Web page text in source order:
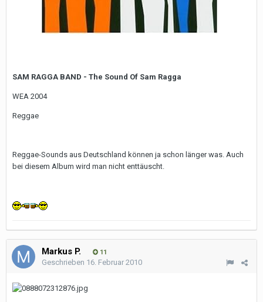
SAM RAGGA BAND - The Sound Of Sam Ragga
WEA 2004
Reggae
Reggae-Sounds aus Deutschland können ja schon länger was. Auch
bei diesem Album wird man nicht enttäuscht.
Markus P. 11
Geschrieben 16. Februar 2010